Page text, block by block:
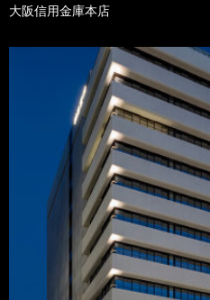
大阪信用金庫本店